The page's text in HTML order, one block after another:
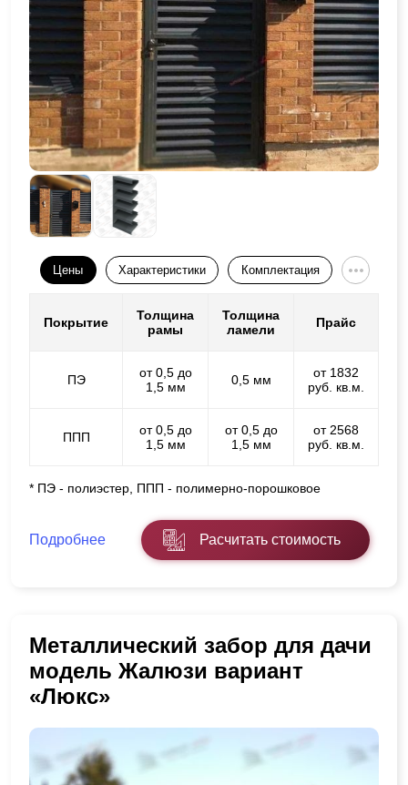
Цены Характеристики Комплектация
Покрытие
Толщина
рамы
Толщина
ламели
Прайс
ПЭ
от 0,5 до
1,5 мм
0,5 мм
от 1832
руб. кв.м.
ППП
от 0,5 до
1,5 мм
от 0,5 до
1,5 мм
от 2568
руб. кв.м.
* ПЭ - полиэстер, ППП - полимерно-порошковое
Подробнее Расчитать стоимость
Металлический забор для дачи
модель Жалюзи вариант
«Люкс»